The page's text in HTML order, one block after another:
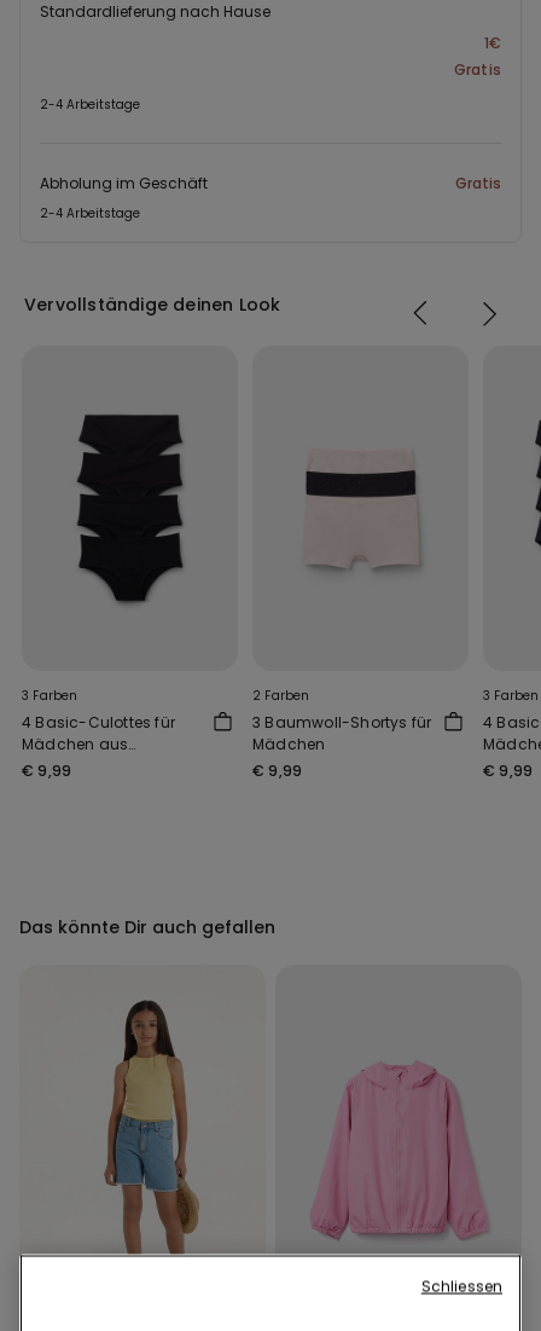
Standardlieferung nach Hause
1€
Gratis
2-4 Arbeitstage
Abholung im Geschäft Gratis
2-4 Arbeitstage
Vervollständige deinen Look
3 Farben
4 Basic-Culottes für
Mädchen aus
Baumwolle
€ 9,99
2 Farben
3 Baumwoll-Shortys für
Mädchen
€ 9,99
3 Farben
4
€ 9,99
Das könnte Dir auch gefallen
Schliessen